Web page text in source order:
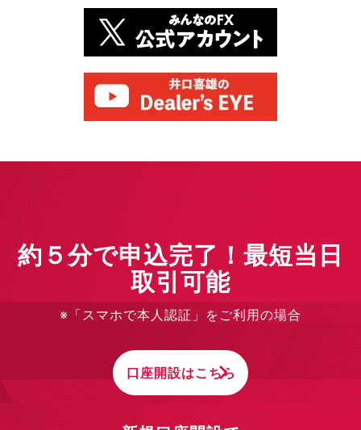
約５分で申込完了！最短当日
取引可能
※「スマホで本人認証」をご利用の場合
口座開設はこちら